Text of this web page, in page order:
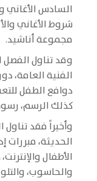
السادس الأغاني
شروط الأغاني
مجموعة أناشيد.
وقد تناول الفصل
الفنية العامة،
دوافع الطفل
كذلك الرسم،
وأخيراً فقد تناول
الحديثة،
الأطفال
والحاسوب،